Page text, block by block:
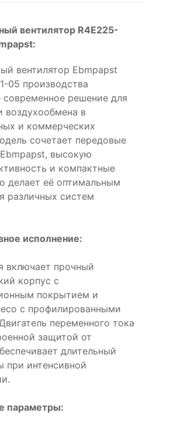
вентилятор R4E225-
вентилятор Ebmpapst
05 производства
решение для
воздухообмена в
и коммерческих
сочетает передовые
высокую
и компактные
делает её оптимальным
различных систем
исполнение:
включает прочный
корпус с
покрытием и
с профилированными
переменного тока
защитой от
длительный
при интенсивной
параметры: